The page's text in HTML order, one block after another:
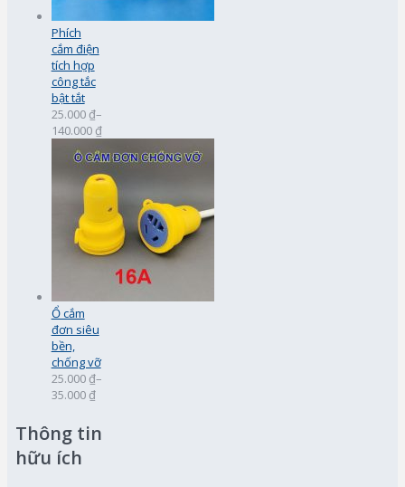
Phích
cắm điện
tích hợp
công tắc
bật tắt
25.000 ₫–
140.000 ₫
Ổ cắm
đơn siêu
bền,
chống vỡ
25.000 ₫–
35.000 ₫
Thông tin
hữu ích